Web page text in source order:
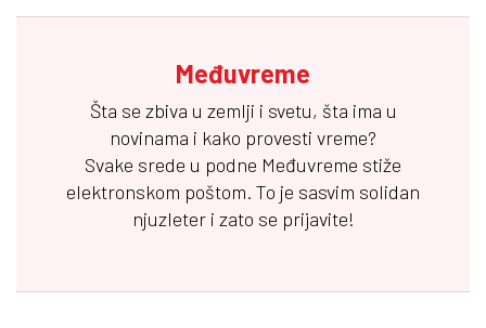
Međuvreme
Šta se zbiva u zemlji i svetu, šta ima u
novinama i kako provesti vreme?
Svake srede u podne Međuvreme stiže
elektronskom poštom. To je sasvim solidan
njuzleter i zato se prijavite!